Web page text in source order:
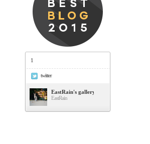
1
twitter
EastRain's gallery
EastRain